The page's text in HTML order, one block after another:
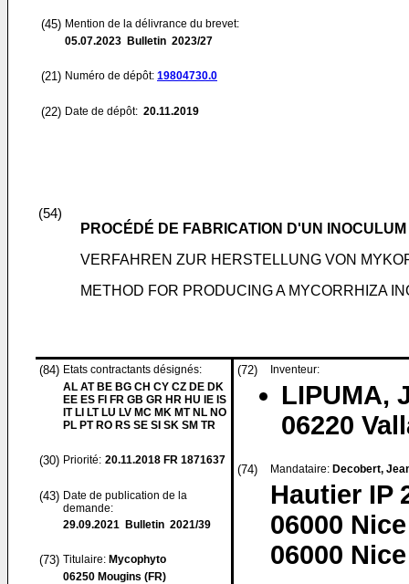
(45) Mention de la délivrance du brevet:
05.07.2023 Bulletin 2023/27
(21) Numéro de dépôt: 19804730.0
(22) Date de dépôt: 20.11.2019
(54)
PROCÉDÉ DE FABRICATION D'UN
VERFAHREN ZUR HERSTELLUNG VON
METHOD FOR PRODUCING A MYCORRHIZA
(84) Etats contractants désignés:
AL AT BE BG CH CY CZ DE DK
EE ES FI FR GB GR HR HU IE IS
IT LI LT LU LV MC MK MT NL NO
PL PT RO RS SE SI SK SM TR
(30) Priorité: 20.11.2018 FR 1871637
(43) Date de publication de la
demande:
29.09.2021 Bulletin 2021/39
(73) Titulaire: Mycophyto
06250 Mougins (FR)
(72) Inventeur:
LIPUMA,
06220
(74) Mandataire: Decobert,
Hautier IP
06000 Nice
06000